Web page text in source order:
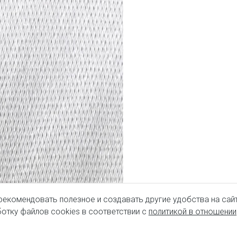
полезное и создавать другие удобства на
файлов cookies в соответствии с политикой в отношении